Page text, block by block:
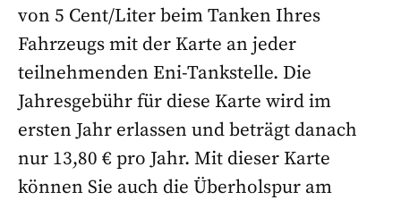
von 5 Cent/Liter beim Tanken Ihres
Fahrzeugs mit der Karte an jeder
teilnehmenden Eni-Tankstelle. Die
Jahresgebühr für diese Karte wird im
ersten Jahr erlassen und beträgt danach
nur 13,80 € pro Jahr. Mit dieser Karte
können Sie auch die Überholspur am